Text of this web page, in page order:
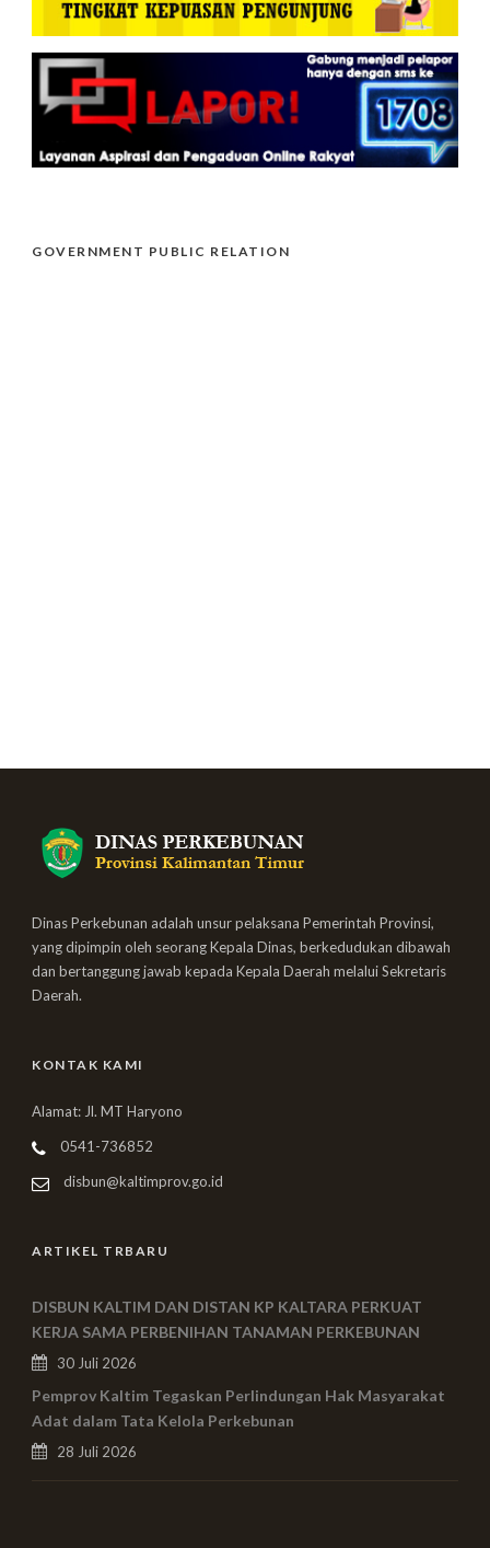
GOVERNMENT PUBLIC RELATION
Dinas Perkebunan adalah unsur pelaksana Pemerintah Provinsi,
yang dipimpin oleh seorang Kepala Dinas, berkedudukan dibawah
dan bertanggung jawab kepada Kepala Daerah melalui Sekretaris
Daerah.
KONTAK KAMI
Alamat: Jl. MT Haryono
0541-736852
disbun@kaltimprov.go.id
ARTIKEL TRBARU
DISBUN KALTIM DAN DISTAN KP KALTARA PERKUAT
KERJA SAMA PERBENIHAN TANAMAN PERKEBUNAN
30 Juli 2026
Pemprov Kaltim Tegaskan Perlindungan Hak Masyarakat
Adat dalam Tata Kelola Perkebunan
28 Juli 2026